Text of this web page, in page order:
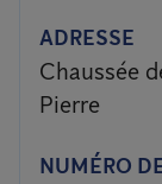
ADRESSE
Chaussée
Pierre
NUMÉRO